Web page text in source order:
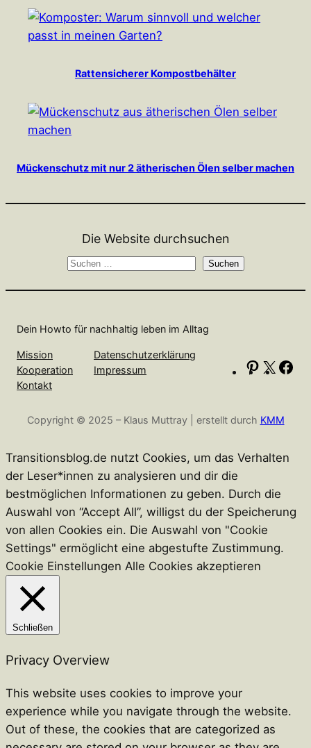
Rattensicherer Kompostbehälter
Mückenschutz mit nur 2 ätherischen Ölen selber machen
Die Website durchsuchen
S
e
Suchen
Dein Howto für nachhaltig leben im Alltag
Mission
Kooperation
Kontakt
Datenschutzerklärung
Impressum
P
t
r
s
t
X
Copyright © 2025 – Klaus Muttray | erstellt durch KMM
Transitionsblog.de nutzt Cookies, um das Verhalten
der Leser*innen zu analysieren und dir die
bestmöglichen Informationen zu geben. Durch die
Auswahl von “Accept All”, willigst du der Speicherung
von allen Cookies ein. Die Auswahl von "Cookie
Settings" ermöglicht eine abgestufte Zustimmung.
Cookie Einstellungen Alle Cookies akzeptieren
Schließen
Privacy Overview
This website uses cookies to improve your
experience while you navigate through the website.
Out of these, the cookies that are categorized as